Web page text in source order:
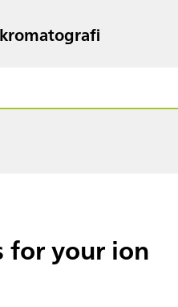
for your ion